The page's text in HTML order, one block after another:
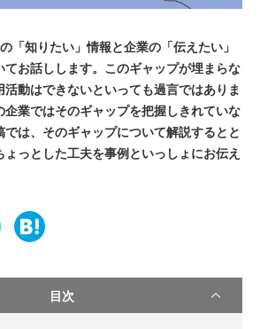
「知りたい」情報と企業の「伝えたい」
お話しします。このギャップが埋まらな
動はできないといっても過言ではありま
業ではそのギャップを把握しきれていな
は、そのギャップについて解説するとと
っとした工夫を事例といっしょにお伝え
目次